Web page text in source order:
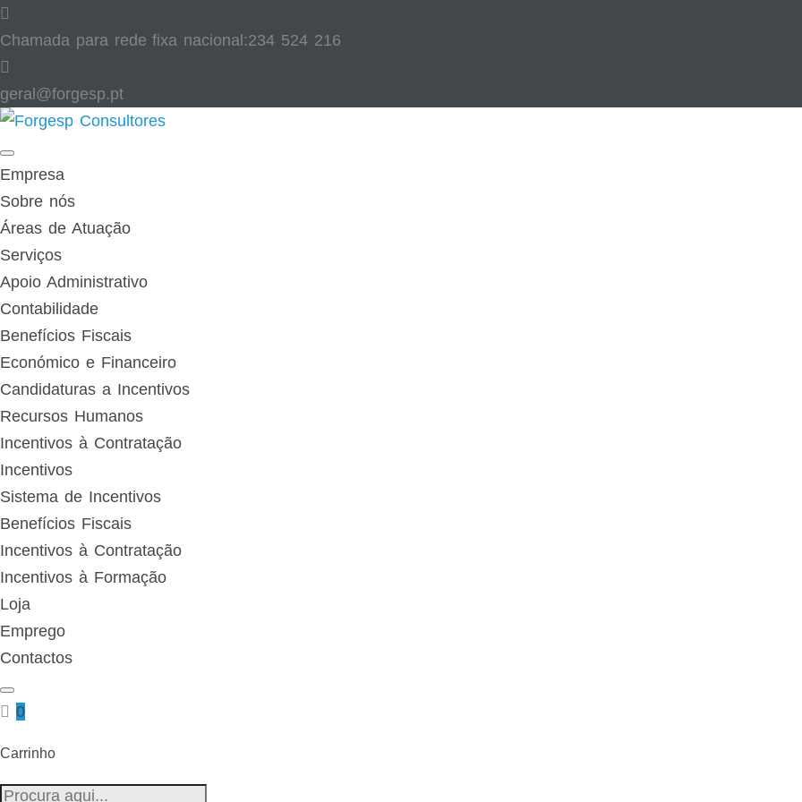
Skip
to
content
Chamada para rede fixa nacional:234 524 216
geral@forgesp.pt​
Facebook
Linked
In
Empresa
Sobre nós
Áreas de Atuação
Serviços
Apoio Administrativo
Contabilidade
Benefícios Fiscais
Económico e Financeiro
Candidaturas a Incentivos
Recursos Humanos
Incentivos à Contratação
Incentivos
Sistema de Incentivos
Benefícios Fiscais
Incentivos à Contratação
Incentivos à Formação
Loja
Emprego
Contactos
0
Carrinho
Pesquisa